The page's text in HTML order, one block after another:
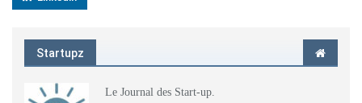
Startupz
Le Journal des Start-up.